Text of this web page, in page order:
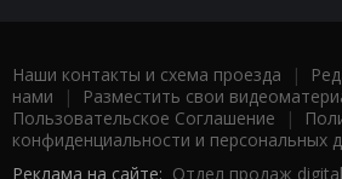
Наши контакты и схема проезда |
нами | Разместить свои
Пользовательское Соглашение |
конфиденциальности и персональных
Реклама на сайте: Отдел продаж